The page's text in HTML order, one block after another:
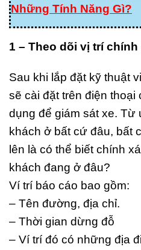
Những Tính Năng Gì?
1 – Theo dõi vị trí chính
Sau khi lắp đặt kỹ thuật
sẽ cài đặt trên điện
dụng để giám sát xe. Từ
khách ở bất cứ đâu, bất
lên là có thể biết chính
khách đang ở đâu?
Ví trí báo cáo bao gồm:
– Tên đường, địa chỉ.
– Thời gian dừng đỗ
– Ví trí đó có những địa